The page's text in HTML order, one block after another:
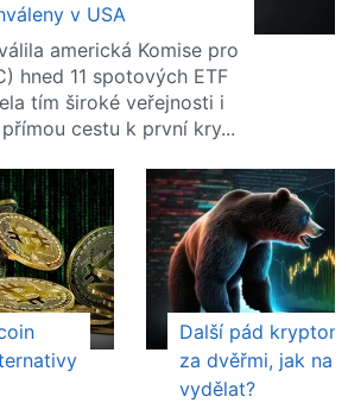
v USA
americká Komise pro
hned 11 spotových ETF
tím široké veřejnosti i
cestu k první kry...
Další pád
za dvěřmi, jak na
vydělat?